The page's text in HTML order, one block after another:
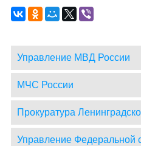
Управление МВД России
МЧС России
Прокуратура
Управление Федеральной